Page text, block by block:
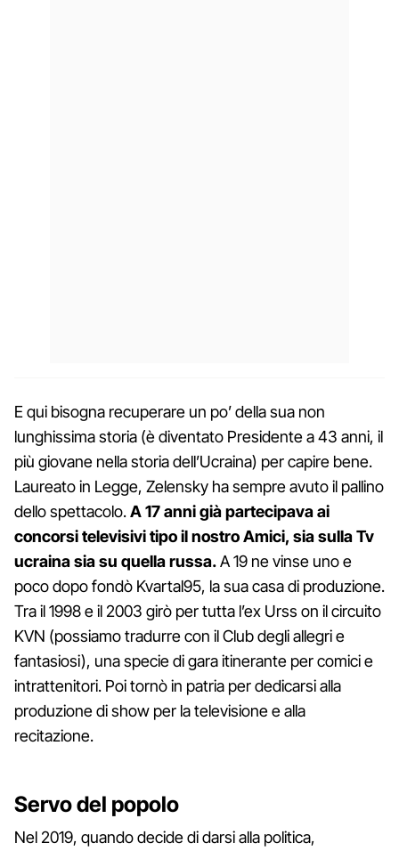
E qui bisogna recuperare un po’ della sua non
lunghissima storia (è diventato Presidente a 43 anni, il
più giovane nella storia dell’Ucraina) per capire bene.
Laureato in Legge, Zelensky ha sempre avuto il pallino
dello spettacolo.A 17 anni già partecipava ai
concorsi televisivi tipo il nostro Amici, sia sulla Tv
ucraina sia su quella russa.A 19 ne vinse uno e
poco dopo fondò Kvartal95, la sua casa di produzione.
Tra il 1998 e il 2003 girò per tutta l’ex Urss on il circuito
KVN (possiamo tradurre con il Club degli allegri e
fantasiosi), una specie di gara itinerante per comici e
intrattenitori. Poi tornò in patria per dedicarsi alla
produzione di show per la televisione e alla
recitazione.
Servo del popolo
Nel 2019, quando decide di darsi alla politica,